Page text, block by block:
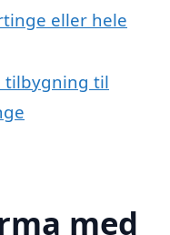
eller hele
tilbygning til
med